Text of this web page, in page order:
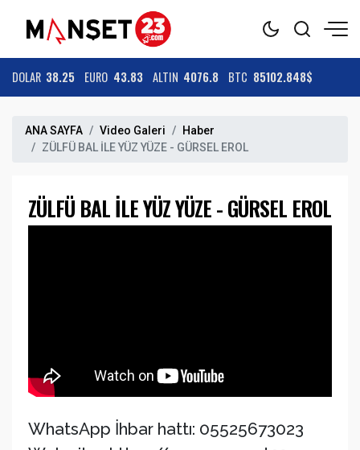
DOLAR 38.25 EURO 43.83 ALTIN 4076.8 BTC 85102.848$
ANA SAYFA Video Galeri
Haber
ZÜLFÜ BAL İLE YÜZ YÜZE - GÜRSEL EROL
ZÜLFÜ BAL İLE YÜZ YÜZE - GÜRSEL EROL
WhatsApp İhbar hattı: 05525673023